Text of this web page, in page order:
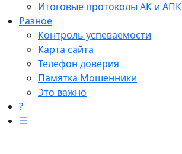
Итоговые протоколы АК и АПК
Разное
Контроль успеваемости
Карта сайта
Телефон доверия
Памятка Мошенники
Это важно
?
☰